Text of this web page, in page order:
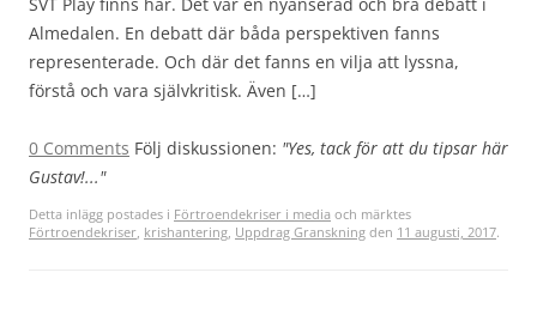
Almedalen. En debatt där båda perspektiven fanns
representerade. Och där det fanns en vilja att lyssna,
förstå och vara självkritisk. Även […]
0 Comments Följ diskussionen: "Yes, tack för att du tipsar här
Gustav!..."
Detta inlägg postades i Förtroendekriser i media och märktes
Förtroendekriser, krishantering, Uppdrag Granskning den 11 augusti, 2017.